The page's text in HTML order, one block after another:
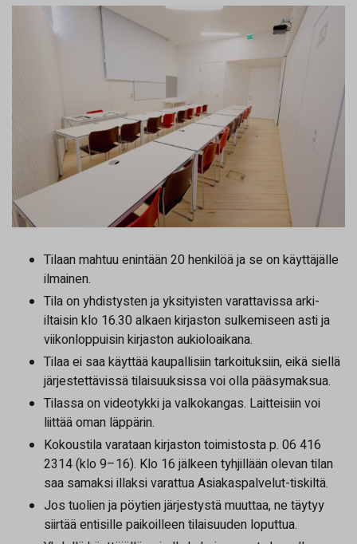
Tilaan mahtuu enintään 20 henkilöä ja se on käyttäjälle
ilmainen.
Tila on yhdistysten ja yksityisten varattavissa arki-
iltaisin klo 16.30 alkaen kirjaston sulkemiseen asti ja
viikonloppuisin kirjaston aukioloaikana.
Tilaa ei saa käyttää kaupallisiin tarkoituksiin, eikä siellä
järjestettävissä tilaisuuksissa voi olla pääsymaksua.
Tilassa on videotykki ja valkokangas. Laitteisiin voi
liittää oman läppärin.
Kokoustila varataan kirjaston toimistosta p. 06 416
2314 (klo 9–16). Klo 16 jälkeen tyhjillään olevan tilan
saa samaksi illaksi varattua Asiakaspalvelut-tiskiltä.
Jos tuolien ja pöytien järjestystä muuttaa, ne täytyy
siirtää entisille paikoilleen tilaisuuden loputtua.